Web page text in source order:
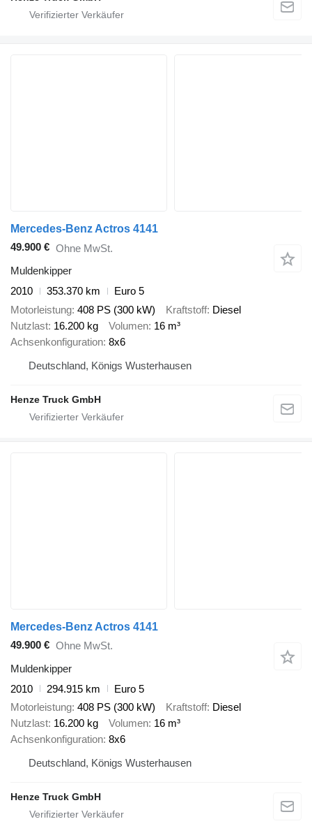
Mercedes-Benz Actros 4141
49.900 € Ohne MwSt.
Muldenkipper
2010
353.370 km
Euro 5
Motorleistung 408 PS (300 kW) Kraftstoff Diesel
Nutzlast 16.200 kg Volumen 16 m³
Achsenkonfiguration 8x6
Deutschland, Königs Wusterhausen
Henze Truck GmbH
Mercedes-Benz Actros 4141
49.900 € Ohne MwSt.
Muldenkipper
2010
294.915 km
Euro 5
Motorleistung 408 PS (300 kW) Kraftstoff Diesel
Nutzlast 16.200 kg Volumen 16 m³
Achsenkonfiguration 8x6
Deutschland, Königs Wusterhausen
Henze Truck GmbH